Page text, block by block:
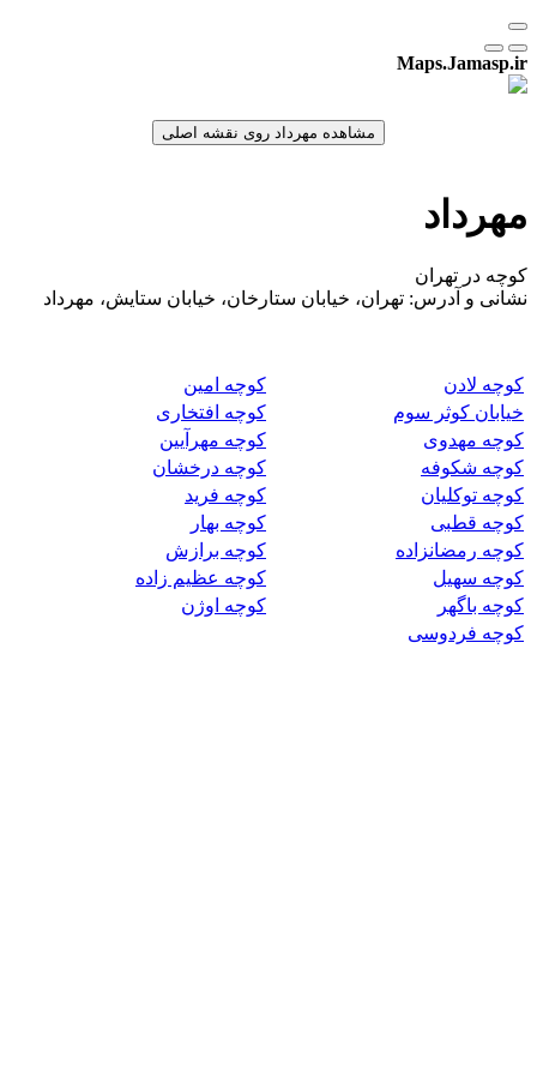
Maps.Jamasp.ir
مهرداد
کوچه در تهران
نشانی و آدرس: تهران، خیابان ستارخان، خیابان ستایش، مهرداد
کوچه لادن
کوچه امین
خیابان کوثر سوم
کوچه افتخاری
کوچه مهدوی
کوچه مهرآیین
کوچه شکوفه
کوچه درخشان
کوچه توکلیان
کوچه فرید
کوچه قطبی
کوچه بهار
کوچه رمضانزاده
کوچه برازش
کوچه سهیل
کوچه عظیم زاده
کوچه باگهر
کوچه اوژن
کوچه فردوسی